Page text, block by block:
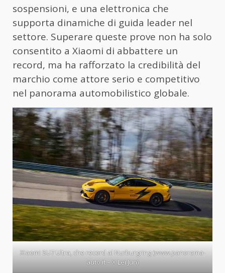
sospensioni, e una elettronica che
supporta dinamiche di guida leader nel
settore. Superare queste prove non ha solo
consentito a Xiaomi di abbattere un
record, ma ha rafforzato la credibilità del
marchio come attore serio e competitivo
nel panorama automobilistico globale.
Xiaomi SU7 Ultra, che record al Nurburgring (www.panorama-
auto.it – X Lei Jun)